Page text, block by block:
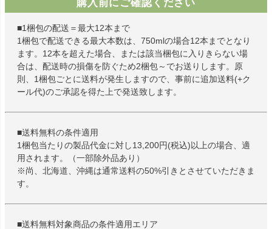
購入前にご確認ください
■1梱包の配送＝最大12本まで
1梱包で配送できる最大本数は、750mlの場合12本までとなり
ます。12本を超えた場合、または該当梱包に入りきらない場
合は、配送時の損傷を防ぐため2梱包～でお送りします。原
則、1梱包ごとに送料が発生しますので、事前に追加送料(+ク
ール代)のご承認を得た上で発送致します。
■送料無料の条件適用
1梱包当たりの製品代金に対し13,200円(税込)以上の場合、適
用されます。（一部除外品あり）
※尚、北海道、沖縄は通常送料の50%引きとさせていただきま
す。
■送料無料対象商品の条件適用エリア